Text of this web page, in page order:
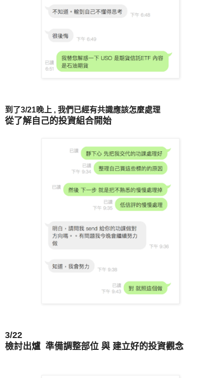
到了3/21晚上 , 我們已經有共識應該怎麼處理
從了解自己的投資組合開始
3/22
檢討出爐 準備調整部位 與 建立好的投資觀念